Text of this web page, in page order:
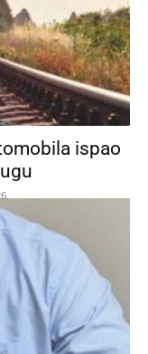
ispao